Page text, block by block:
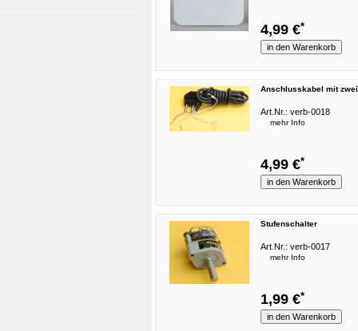
4,99 €*
Anschlusskabel mit
Art.Nr.: verb-0018
mehr Info
4,99 €*
Stufenschalter
Art.Nr.: verb-0017
mehr Info
1,99 €*